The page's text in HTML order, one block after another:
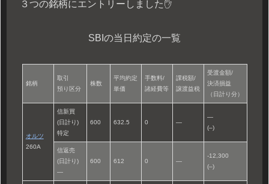
３つの銘柄にエントリーしました✋
SBIの当日約定の一覧
銘柄
取引
預り区分
株数
平均約定
単価
手数料/
諸経費等
課税額/
譲渡益税
受渡金額/
決済損益
（日計り分）
オルツ
260A
信新買
(日計り)
特定
600 632.5 0 —
—
(–)
信返売
(日計り)
—
600 612 0 —
-12,300
(–)